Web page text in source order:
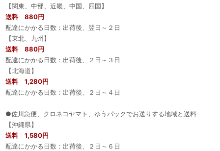
【関東、中部、近畿、中国、四国】
送料 880円
配達にかかる日数：出荷後、翌日～２日
【東北、九州】
送料 880円
配達にかかる日数：出荷後、２日～３日
【北海道】
送料 1,280円
配達にかかる日数：出荷後、２日～４日
●佐川急便、クロネコヤマト、ゆうパックでお送りする地域と送料
【沖縄県】
送料 1,580円
配達にかかる日数：出荷後、２日～６日